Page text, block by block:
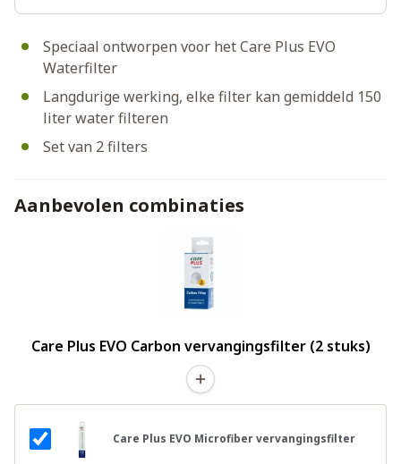
Speciaal ontworpen voor het Care Plus EVO
Waterfilter
Langdurige werking, elke filter kan gemiddeld 150
liter water filteren
Set van 2 filters
Aanbevolen combinaties
Care Plus EVO Carbon vervangingsfilter (2 stuks)
Care Plus EVO Microfiber vervangingsfilter